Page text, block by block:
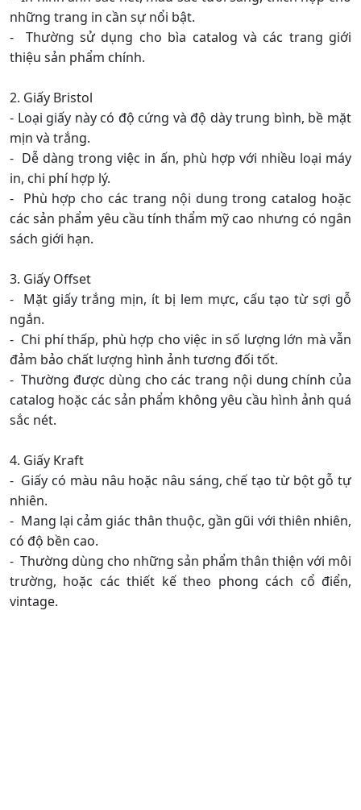
in thường được sử dụng cho catalogue:
1. Giấy Couche
- Giấy này có bề mặt láng mịn, màu trắng sáng, thường
được phủ một lớp bột đá mịn.
- In hình ảnh sắc nét, màu sắc tươi sáng, thích hợp cho
những trang in cần sự nổi bật.
- Thường sử dụng cho bìa catalog và các trang giới
thiệu sản phẩm chính.
2. Giấy Bristol
- Loại giấy này có độ cứng và độ dày trung bình, bề mặt
mịn và trắng.
- Dễ dàng trong việc in ấn, phù hợp với nhiều loại máy
in, chi phí hợp lý.
- Phù hợp cho các trang nội dung trong catalog hoặc
các sản phẩm yêu cầu tính thẩm mỹ cao nhưng có ngân
sách giới hạn.
3. Giấy Offset
- Mặt giấy trắng mịn, ít bị lem mực, cấu tạo từ sợi gỗ
- Chi phí thấp, phù hợp cho việc in số lượng lớn mà vẫn
đảm bảo chất lượng hình ảnh tương đối tốt.
- Thường được dùng cho các trang nội dung chính của
catalog hoặc các sản phẩm không yêu cầu hình ảnh quá
sắc nét.
4. Giấy Kraft
- Giấy có màu nâu hoặc nâu sáng, chế tạo từ bột gỗ tự
nhiên.